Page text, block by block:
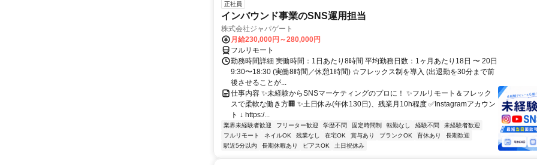
正社員
インバウンド事業のSNS運用担当
株式会社ジャパゲート
月給230,000円～280,000円
フルリモート
勤務時間詳細 実働時間：1日あたり8時間 平均勤務日数：1ヶ月あたり18日 〜 20日
9:30〜18:30 (実働8時間／休憩1時間) ☆フレックス制を導入 (出退勤を30分まで前
後させることが...
仕事内容 ✨未経験からSNSマーケティングのプロに！ ✨フルリモート＆フレック
スで柔軟な働き方🏢 ✨土日休み(年休130日)、残業月10h程度 ✅Instagramアカウン
ト ↓ https:/...
業界未経験者歓迎 フリーター歓迎 学歴不問 固定時間制 転勤なし 経験不問
未経験者歓迎
フルリモート
ネイルOK 残業なし 在宅OK 賞与あり ブランクOK 育休あり
長期歓迎
駅近5分以内
長期休暇あり ピアスOK 土日祝休み